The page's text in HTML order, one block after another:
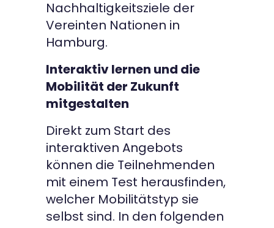
Nachhaltigkeitsziele der
Vereinten Nationen in
Hamburg.
Interaktiv lernen und die
Mobilität der Zukunft
mitgestalten
Direkt zum Start des
interaktiven Angebots
können die Teilnehmenden
mit einem Test herausfinden,
welcher Mobilitätstyp sie
selbst sind. In den folgenden